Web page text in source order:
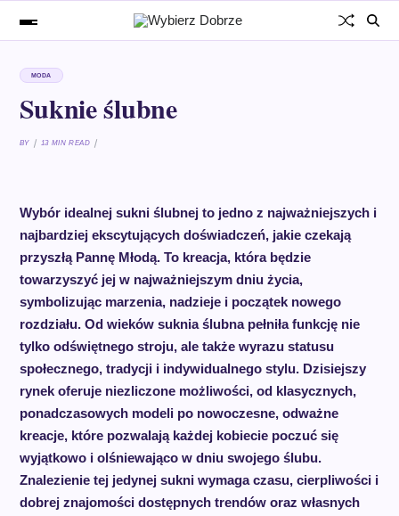
MODA
Suknie ślubne
BY 13 MIN READ
Wybór idealnej sukni ślubnej to jedno z najważniejszych i
najbardziej ekscytujących doświadczeń, jakie czekają
przyszłą Pannę Młodą. To kreacja, która będzie
towarzyszyć jej w najważniejszym dniu życia,
symbolizując marzenia, nadzieje i początek nowego
rozdziału. Od wieków suknia ślubna pełniła funkcję nie
tylko odświętnego stroju, ale także wyrazu statusu
społecznego, tradycji i indywidualnego stylu. Dzisiejszy
rynek oferuje niezliczone możliwości, od klasycznych,
ponadczasowych modeli po nowoczesne, odważne
kreacje, które pozwalają każdej kobiecie poczuć się
wyjątkowo i olśniewająco w dniu swojego ślubu.
Znalezienie tej jedynej sukni wymaga czasu, cierpliwości i
dobrej znajomości dostępnych trendów oraz własnych